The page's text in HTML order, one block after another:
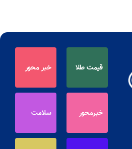
قیمت طلا خبر محور
خبرمحور سلامت